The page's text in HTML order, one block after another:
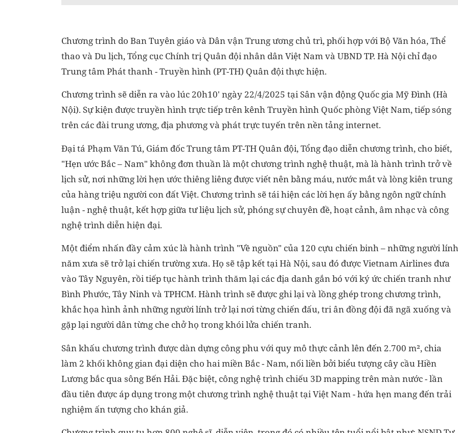
Chương trình do Ban Tuyên giáo và Dân vận Trung ương chủ trì, phối hợp với Bộ Văn hóa, Thể
thao và Du lịch, Tổng cục Chính trị Quân đội nhân dân Việt Nam và UBND TP. Hà Nội chỉ đạo
Trung tâm Phát thanh - Truyền hình (PT-TH) Quân đội thực hiện.
Chương trình sẽ diễn ra vào lúc 20h10' ngày 22/4/2025 tại Sân vận động Quốc gia Mỹ Đình (Hà
Nội). Sự kiện được truyền hình trực tiếp trên kênh Truyền hình Quốc phòng Việt Nam, tiếp sóng
trên các đài trung ương, địa phương và phát trực tuyến trên nền tảng internet.
Đại tá Phạm Văn Tú, Giám đốc Trung tâm PT-TH Quân đội, Tổng đạo diễn chương trình, cho biết,
"Hẹn ước Bắc – Nam" không đơn thuần là một chương trình nghệ thuật, mà là hành trình trở về
lịch sử, nơi những lời hẹn ước thiêng liêng được viết nên bằng máu, nước mắt và lòng kiên trung
của hàng triệu người con đất Việt. Chương trình sẽ tái hiện các lời hẹn ấy bằng ngôn ngữ chính
luận - nghệ thuật, kết hợp giữa tư liệu lịch sử, phóng sự chuyên đề, hoạt cảnh, âm nhạc và công
nghệ trình diễn hiện đại.
Một điểm nhấn đầy cảm xúc là hành trình "Về nguồn" của 120 cựu chiến binh – những người lính
năm xưa sẽ trở lại chiến trường xưa. Họ sẽ tập kết tại Hà Nội, sau đó được Vietnam Airlines đưa
vào Tây Nguyên, rồi tiếp tục hành trình thăm lại các địa danh gắn bó với ký ức chiến tranh như
Bình Phước, Tây Ninh và TPHCM. Hành trình sẽ được ghi lại và lồng ghép trong chương trình,
khắc họa hình ảnh những người lính trở lại nơi từng chiến đấu, tri ân đồng đội đã ngã xuống và
gặp lại người dân từng che chở họ trong khói lửa chiến tranh.
Sân khấu chương trình được dàn dựng công phu với quy mô thực cảnh lên đến 2.700 m², chia
làm 2 khối không gian đại diện cho hai miền Bắc - Nam, nối liền bởi biểu tượng cây cầu Hiền
Lương bắc qua sông Bến Hải. Đặc biệt, công nghệ trình chiếu 3D mapping trên màn nước - lần
đầu tiên được áp dụng trong một chương trình nghệ thuật tại Việt Nam - hứa hẹn mang đến trải
nghiệm ấn tượng cho khán giả.